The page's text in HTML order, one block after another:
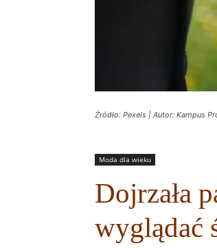
Źródło: Pexels | Autor: Kampus
Moda dla wieku
Dojrzała
wyglądać